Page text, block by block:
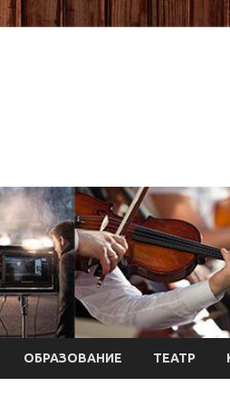
ОБРАЗОВАНИЕ ТЕАТР